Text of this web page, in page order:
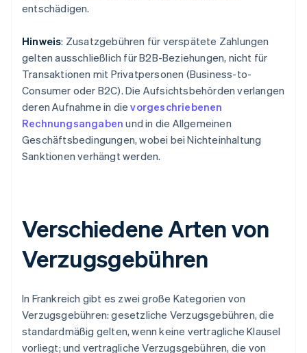
entschädigen.
Hinweis: Zusatzgebühren für verspätete Zahlungen
gelten ausschließlich für B2B-Beziehungen, nicht für
Transaktionen mit Privatpersonen (Business-to-
Consumer oder B2C). Die Aufsichtsbehörden verlangen
deren Aufnahme in dievorgeschriebenen
Rechnungsangaben und in die Allgemeinen
Geschäftsbedingungen, wobei bei Nichteinhaltung
Sanktionen verhängt werden.
Verschiedene Arten von
Verzugsgebühren
In Frankreich gibt es zwei große Kategorien von
Verzugsgebühren: gesetzliche Verzugsgebühren, die
standardmäßig gelten, wenn keine vertragliche Klausel
vorliegt; und vertragliche Verzugsgebühren, die von